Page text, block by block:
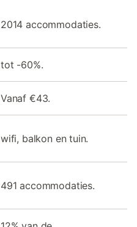
2014 accommodaties.
tot -60%.
Vanaf €43.
wifi, balkon en tuin.
491 accommodaties.